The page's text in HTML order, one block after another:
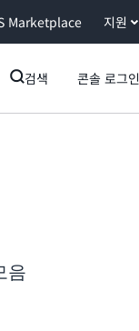
Marketplace 지원
검색 콘솔 로그인
음